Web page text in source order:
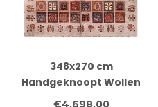
348x270 cm
Handgeknoopt Wollen
Tapijt Afghaans
€4.698,00